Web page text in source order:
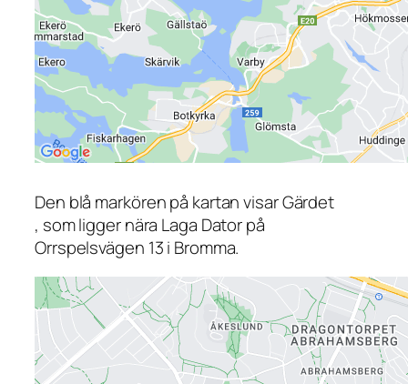
Den blå markören på kartan visar Gärdet
, som ligger nära Laga Dator på
Orrspelsvägen 13 i Bromma.